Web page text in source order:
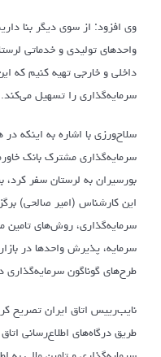
وی افزود: از سوی دیگر بنا
واحدهای تولیدی و خدماتی
داخلی و خارجی تهیه کنیم که
سرمایه‌گذاری را تسهیل می‌کند.
سلاح‌ورزی با اشاره به اینکه
سرمایه‌گذاری مشترک بانک
بورسیران به لرستان سفر
این کارشناس (امیر صالحی)
سرمایه، پذیرش واحدها در
طرح‌های گوناگون
نایب‌رییس اتاق ایران تصریح
طریق درگاه‌های اطلاع‌رسانی